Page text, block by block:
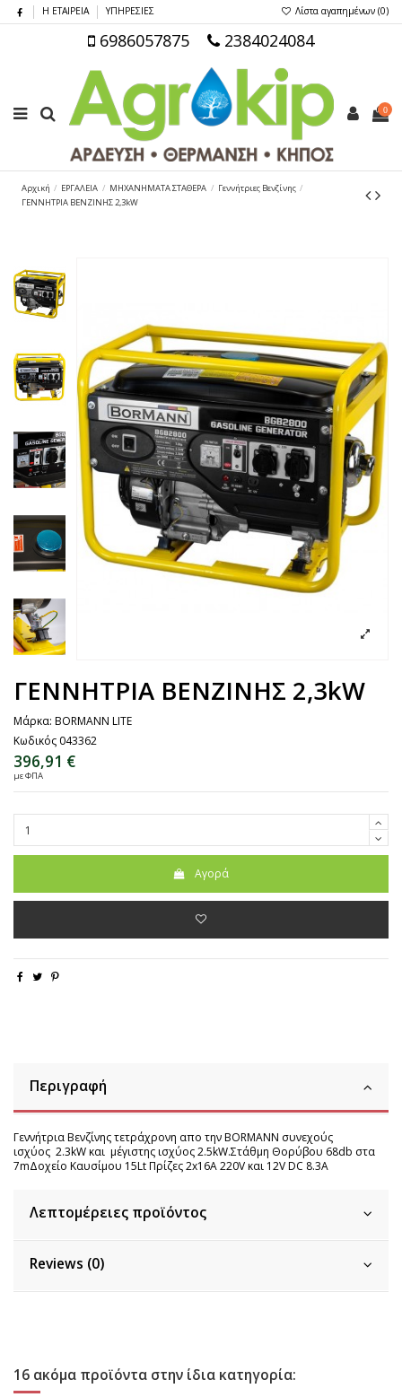
Η ΕΤΑΙΡΕΙΑ ΥΠΗΡΕΣΙΕΣ Λίστα αγαπημένων (0)
6986057875 2384024084
0
Αρχική ΕΡΓΑΛΕΙΑ ΜΗΧΑΝΗΜΑΤΑ ΣΤΑΘΕΡΑ
Γεννήτριες Βενζίνης
ΓΕΝΝΗΤΡΙΑ ΒΕΝΖΙΝΗΣ 2,3kW
ΓΕΝΝΗΤΡΙΑ ΒΕΝΖΙΝΗΣ 2,3kW
Μάρκα: BORMANN LITE
Κωδικός 043362
396,91 €
με ΦΠΑ
Αγορά
Περιγραφή
Γεννήτρια Βενζίνης τετράχρονη απο την BORMANN συνεχούς
ισχύος 2.3kW και μέγιστης ισχύος 2.5kW.Στάθμη Θορύβου 68db στα
7mΔοχείο Καυσίμου 15Lt Πρίζες 2x16A 220V και 12V DC 8.3A
Λεπτομέρειες προϊόντος
Reviews (0)
16 ακόμα προϊόντα στην ίδια κατηγορία: